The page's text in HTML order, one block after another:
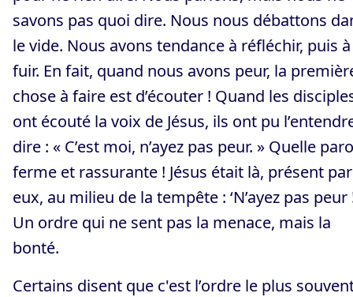
savons pas quoi dire. Nous nous débattons
le vide. Nous avons tendance à réfléchir, puis à
fuir. En fait, quand nous avons peur, la
chose à faire est d’écouter ! Quand les
ont écouté la voix de Jésus, ils ont pu
dire : « C’est moi, n’ayez pas peur. » Quelle
ferme et rassurante ! Jésus était là, présent
eux, au milieu de la tempête : ‘N’ayez pas peur
Un ordre qui ne sent pas la menace, mais la
bonté.
Certains disent que c'est l’ordre le plus